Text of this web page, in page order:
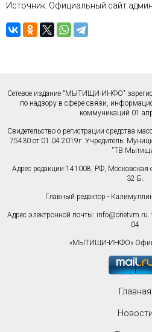
Источник: Официальный сайт
Сетевое издание "МЫТИЩИ-ИНФО"
по надзору в сфере связи,
коммуникаций 01
Свидетельство о регистрации средства
75430 от 01.04.2019г. Учредитель:
"ТВ
Адрес редакции:141008, РФ,
32 Б.
Главный редактор -
Адрес электронной почты: info@onetvm.ru.
04
«МЫТИЩИ-ИНФО»
Главная
Новости